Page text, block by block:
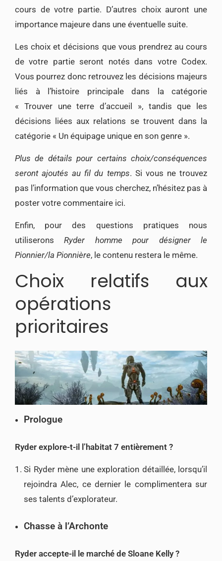
cours de votre partie. D’autres choix auront une
importance majeure dans une éventuelle suite.
Les choix et décisions que vous prendrez au cours
de votre partie seront notés dans votre Codex.
Vous pourrez donc retrouvez les décisions majeurs
liés à l’histoire principale dans la catégorie
« Trouver une terre d’accueil », tandis que les
décisions liées aux relations se trouvent dans la
catégorie « Un équipage unique en son genre ».
Plus de détails pour certains choix/conséquences
seront ajoutés au fil du temps. Si vous ne trouvez
pas l’information que vous cherchez, n’hésitez pas à
poster votre commentaire ici.
Enfin, pour des questions pratiques nous
utiliseronsRyder homme pour désigner le
Pionnier/la Pionnière, le contenu restera le même.
Choix relatifs aux
opérations
prioritaires
Prologue
Ryder explore-t-il l’habitat 7 entièrement ?
Si Ryder mène une exploration détaillée, lorsqu’il
rejoindra Alec, ce dernier le complimentera sur
ses talents d’explorateur.
Chasse à l’Archonte
Ryder accepte-il le marché de Sloane Kelly ?